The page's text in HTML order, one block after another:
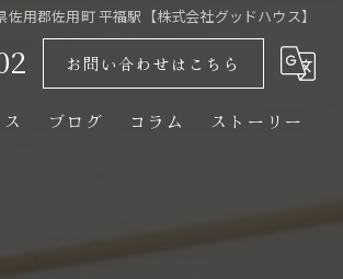
用郡佐用町 平福駅【株式会社グッドハウス】
お問い合わせはこちら
ブログ コラム ストーリー